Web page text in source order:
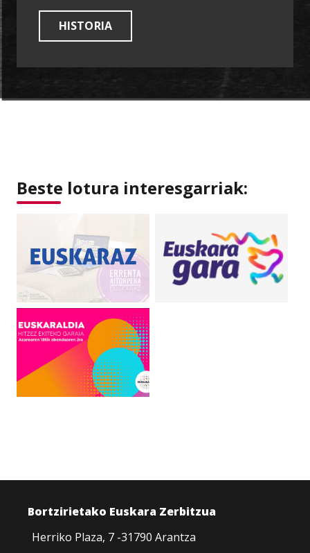
HISTORIA
Beste lotura interesgarriak:
Bortzirietako Euskara Zerbitzua
Herriko Plaza, 7 -31790 Arantza